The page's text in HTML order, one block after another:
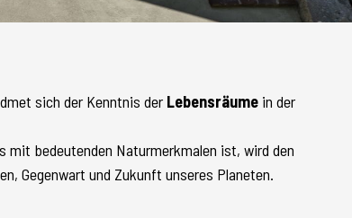
sich der Kenntnis der Lebensräume in der
mit bedeutenden Naturmerkmalen ist, wird den
Gegenwart und Zukunft unseres Planeten.